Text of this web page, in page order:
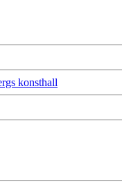
konsthall